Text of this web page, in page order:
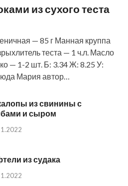
из сухого теста
— 85 г Манная круппа
теста — 1 ч.л. Масло
— 1-2 шт. Б: 3.34 Ж: 8.25 У:
Мария автор…
из свинины с
и сыром
из судака